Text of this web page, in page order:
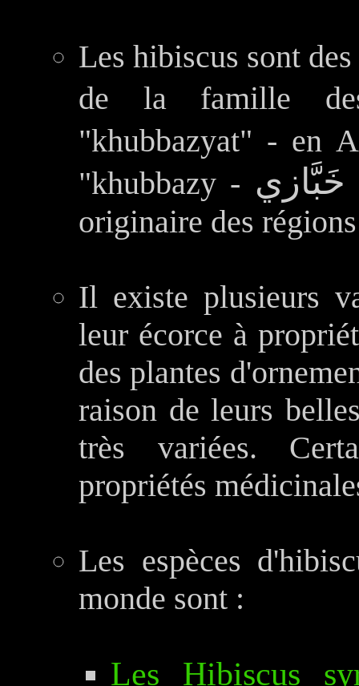
Les hibiscus sont
de la famille
"khubbazyat" - en
"khubbazy -
originaire des
Il existe plusieurs
leur écorce à
des plantes
raison de leurs
très variées.
propriétés
Les espèces
monde sont :
Les Hibiscus